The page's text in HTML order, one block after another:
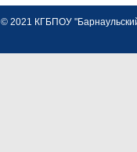
© 2021 КГБПОУ